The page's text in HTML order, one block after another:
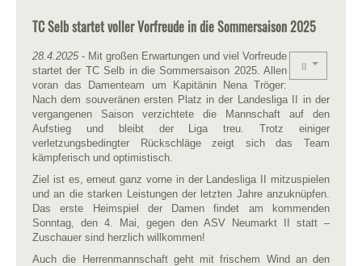
TC Selb startet voller Vorfreude in die Sommersaison 2025
28.4.2025 - Mit großen Erwartungen und viel Vorfreude
startet der TC Selb in die Sommersaison 2025. Allen
voran das Damenteam um Kapitänin Nena Tröger:
Nach dem souveränen ersten Platz in der Landesliga II in der
vergangenen Saison verzichtete die Mannschaft auf den
Aufstieg und bleibt der Liga treu. Trotz einiger
verletzungsbedingter Rückschläge zeigt sich das Team
kämpferisch und optimistisch.
Ziel ist es, erneut ganz vorne in der Landesliga II mitzuspielen
und an die starken Leistungen der letzten Jahre anzuknüpfen.
Das erste Heimspiel der Damen findet am kommenden
Sonntag, den 4. Mai, gegen den ASV Neumarkt II statt –
Zuschauer sind herzlich willkommen!
Auch die Herrenmannschaft geht mit frischem Wind an den